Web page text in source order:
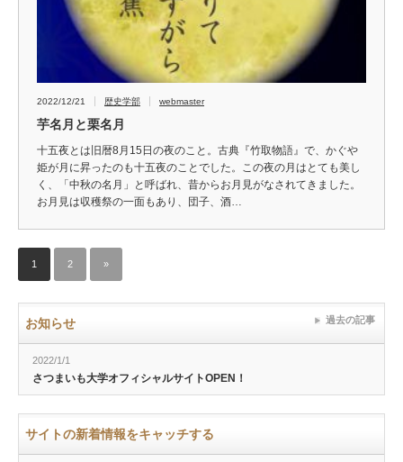
2022/12/21 歴史学部 webmaster
芋名月と栗名月
十五夜とは旧暦8月15日の夜のこと。古典『竹取物語』で、かぐや
姫が月に昇ったのも十五夜のことでした。この夜の月はとても美し
く、「中秋の名月」と呼ばれ、昔からお月見がなされてきました。
お月見は収穫祭の一面もあり、団子、酒…
1 2 »
お知らせ
2022/1/1
さつまいも大学オフィシャルサイトOPEN！
過去の記事
サイトの新着情報をキャッチする